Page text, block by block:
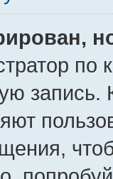
по
запись.